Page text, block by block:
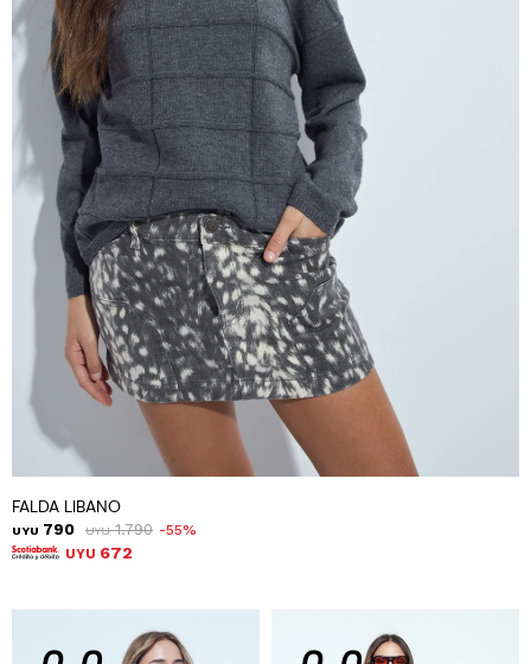
FALDA LIBANO
UYU 790 UYU 1.790 55
UYU 672